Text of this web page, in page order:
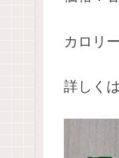
カロリ
詳しく